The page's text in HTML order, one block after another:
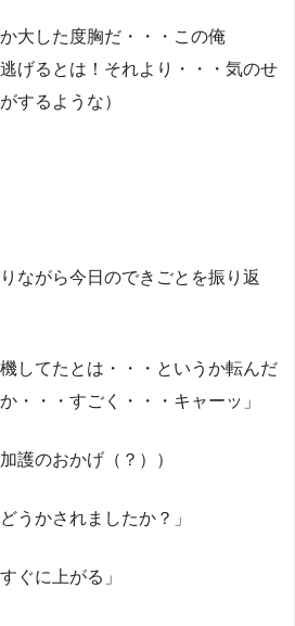
大した度胸だ・・・この俺
げるとは！それより・・・気のせ
するような）
ながら今日のできごとを振り返
してたとは・・・というか転んだ
・・・すごく・・・キャーッ」
護のおかげ（？））
うかされましたか？」
ぐに上がる」